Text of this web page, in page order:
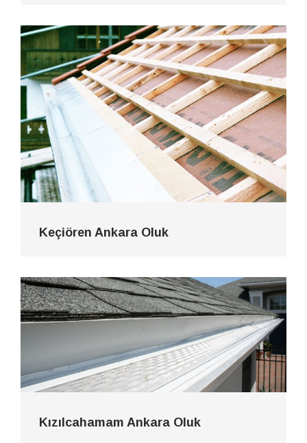
Keçiören Ankara Oluk
Kızılcahamam Ankara Oluk